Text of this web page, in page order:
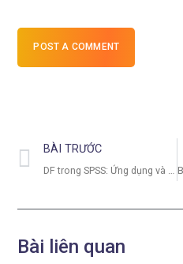
POST A COMMENT
BÀI TRƯỚC
Bài liên quan